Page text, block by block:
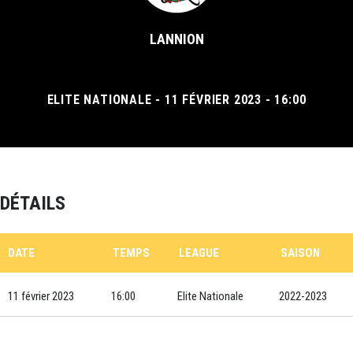
LANNION
ELITE NATIONALE - 11 FÉVRIER 2023 - 16:00
DÉTAILS
DATE TEMPS LEAGUE SAISON
11 février 2023 16:00 Elite Nationale 2022-2023